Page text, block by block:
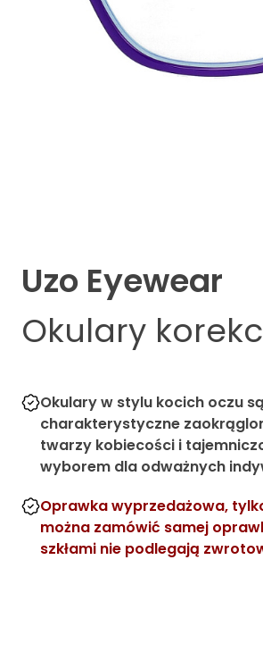
Uzo Eyewear
Okulary
Okulary w stylu kocich oczu
charakterystyczne
twarzy kobiecości i
wyborem dla odważnych
Oprawka wyprzedażowa,
można zamówić samej
szkłami nie podlegają